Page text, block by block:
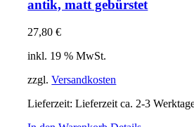
antik, matt gebürstet
27,80€
inkl. 19 % MwSt.
zzgl.Versandkosten
Lieferzeit:Lieferzeit ca. 2-3